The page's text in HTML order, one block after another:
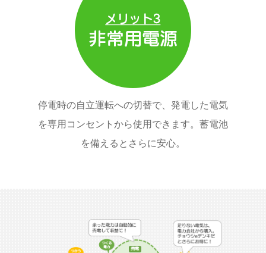
停電時の自立運転への切替で、発電した電気
を専用コンセントから使用できます。蓄電池
を備えるとさらに安心。